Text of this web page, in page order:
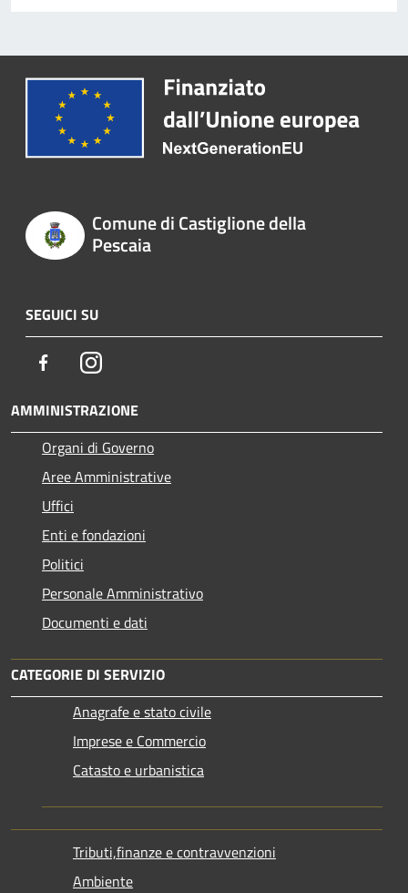
Comune di Castiglione della
Pescaia
SEGUICI SU
FacebookInstagram
AMMINISTRAZIONE
Organi di Governo
Aree Amministrative
Uffici
Enti e fondazioni
Politici
Personale Amministrativo
Documenti e dati
CATEGORIE DI SERVIZIO
Anagrafe e stato civile
Imprese e Commercio
Catasto e urbanistica
Tributi,finanze e contravvenzioni
Ambiente